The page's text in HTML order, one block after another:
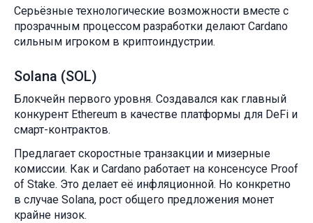
Серьёзные технологические возможности вместе с
прозрачным процессом разработки делают Cardano
сильным игроком в криптоиндустрии.
Solana (SOL)
Блокчейн первого уровня. Создавался как главный
конкурент Ethereum в качестве платформы для DeFi и
смарт-контрактов.
Предлагает скоростные транзакции и мизерные
комиссии. Как и Cardano работает на консенсусе Proof
of Stake. Это делает её инфляционной. Но конкретно
в случае Solana, рост общего предложения монет
крайне низок.